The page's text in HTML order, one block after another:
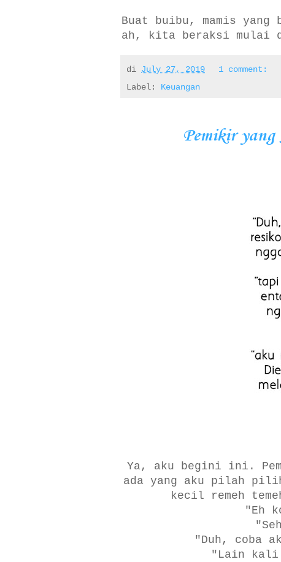
Buat buibu, mamis yang
ah, kita beraksi mulai
di July 27, 2019
1 comment:
Label: Keuangan
Pemikir
Ya, aku begini ini.
ada yang aku pilah
kecil remeh
"Eh
"Duh, coba
"Lain kali